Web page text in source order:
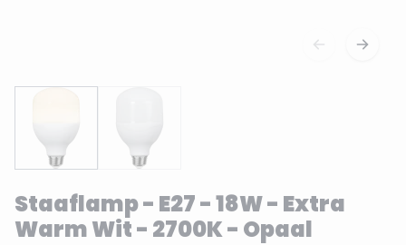
Staaflamp - E27 - 18W - Extra
Warm Wit - 2700K - Opaal